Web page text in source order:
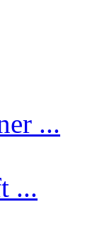
...
...